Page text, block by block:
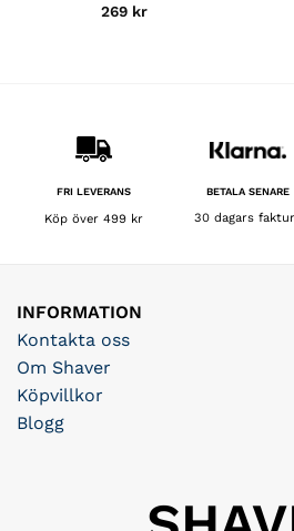
269 kr
FRI LEVERANS
Köp över 499 kr
BETALA SENARE
30 dagars
INFORMATION
Kontakta oss
Om Shaver
Köpvillkor
Blogg